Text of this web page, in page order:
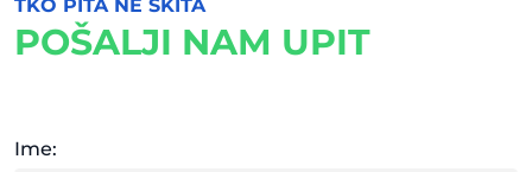
TKO PITA NE SKITA
POŠALJI NAM UPIT
Ime: